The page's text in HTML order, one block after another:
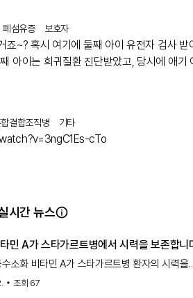
다른 환자를 위한 주요한 통계 자료로 이용
소개됩니다. Q. 레어메이트란 무엇이
? - 레어메이트는 레어노트를 대표해 커뮤
회원입니다. - 내가 겪은 치료 경험을 공유해
됩니다. - 내가 습득한 희귀질환 정보와 노하
궁금한 점이 있다면
! 감사합니다.
폐섬유증 보호자
죠~? 혹시 여기에 둘째 아이 유전자 검사 받
아이는 희귀질환 진단받았고, 당시에 애기
하시더라구요.. 둘째 임신했는데 유전은
결합조직병 기타
cTo
시간 뉴스
A가 스타가르트병에서 시력을 보존합니
소화 비타민 A가 스타가르트병 환자의 시력을
구 결과가 AAO 2024에서 발표되었습니다.
조회 67